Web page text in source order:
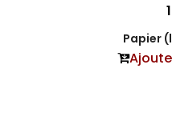
Papier